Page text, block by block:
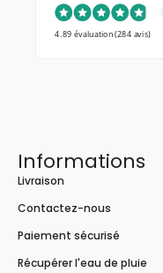
4.89 évaluation(284 avis)
Informations
Livraison
Contactez-nous
Paiement sécurisé
Récupérer l'eau de pluie